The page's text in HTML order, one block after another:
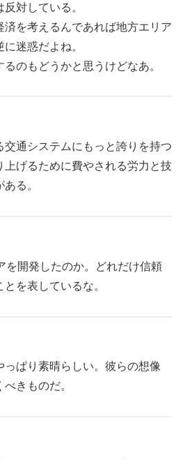
対している。
を考えるんであれば地方エリア
迷惑だよね。
のもどうかと思うけどなあ。
交通システムにもっと誇りを持つ
上げるために費やされる労力と技
る。
を開発したのか。どれだけ信頼
を表しているな。
っぱり素晴らしい。彼らの想像
きものだ。